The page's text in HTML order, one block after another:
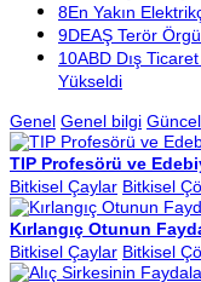
8En Yakın
9DEAŞ Terör
10ABD Dış
Yükseldi
Genel Genel bilgi Güncel
TIP Profesörü ve
Bitkisel Çaylar Bitkisel
Kırlangıç Otunun
Bitkisel Çaylar Bitkisel